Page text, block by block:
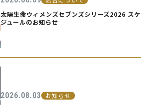
太陽生命ウィメンズセブンズシリーズ2026 スケ
ジュールのお知らせ
2026.08.03 お知らせ